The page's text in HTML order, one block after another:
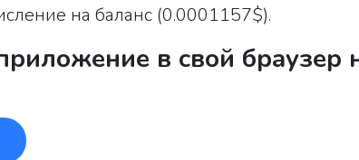
на баланс (0.0001157$).
в свой браузер